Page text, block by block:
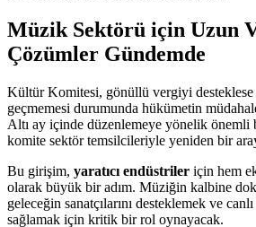
Müzik Sektörü için Uzun
Çözümler Gündemde
Kültür Komitesi, gönüllü vergiyi desteklese
geçmemesi durumunda hükümetin
Altı ay içinde düzenlemeye yönelik önemli
komite sektör temsilcileriyle yeniden bir
Bu girişim, yaratıcı endüstriler için hem
olarak büyük bir adım. Müziğin kalbine
geleceğin sanatçılarını desteklemek ve
sağlamak için kritik bir rol oynayacak.